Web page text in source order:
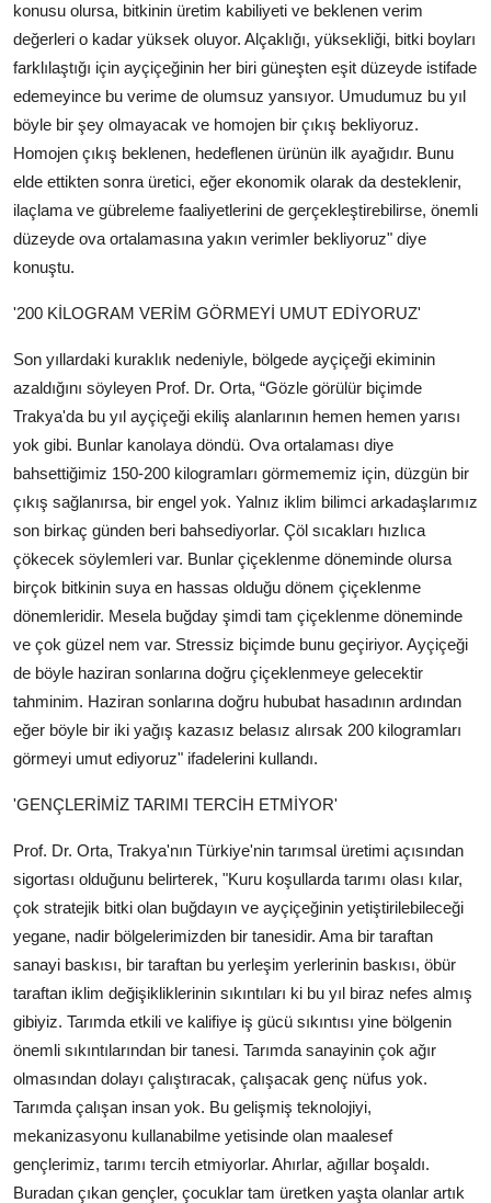
konusu olursa, bitkinin üretim kabiliyeti ve beklenen verim
değerleri o kadar yüksek oluyor. Alçaklığı, yüksekliği, bitki boyları
farklılaştığı için ayçiçeğinin her biri güneşten eşit düzeyde istifade
edemeyince bu verime de olumsuz yansıyor. Umudumuz bu yıl
böyle bir şey olmayacak ve homojen bir çıkış bekliyoruz.
Homojen çıkış beklenen, hedeflenen ürünün ilk ayağıdır. Bunu
elde ettikten sonra üretici, eğer ekonomik olarak da desteklenir,
ilaçlama ve gübreleme faaliyetlerini de gerçekleştirebilirse, önemli
düzeyde ova ortalamasına yakın verimler bekliyoruz" diye
konuştu.
'200 KİLOGRAM VERİM GÖRMEYİ UMUT EDİYORUZ'
Son yıllardaki kuraklık nedeniyle, bölgede ayçiçeği ekiminin
azaldığını söyleyen Prof. Dr. Orta, “Gözle görülür biçimde
Trakya'da bu yıl ayçiçeği ekiliş alanlarının hemen hemen yarısı
yok gibi. Bunlar kanolaya döndü. Ova ortalaması diye
bahsettiğimiz 150-200 kilogramları görmememiz için, düzgün bir
çıkış sağlanırsa, bir engel yok. Yalnız iklim bilimci arkadaşlarımız
son birkaç günden beri bahsediyorlar. Çöl sıcakları hızlıca
çökecek söylemleri var. Bunlar çiçeklenme döneminde olursa
birçok bitkinin suya en hassas olduğu dönem çiçeklenme
dönemleridir. Mesela buğday şimdi tam çiçeklenme döneminde
ve çok güzel nem var. Stressiz biçimde bunu geçiriyor. Ayçiçeği
de böyle haziran sonlarına doğru çiçeklenmeye gelecektir
tahminim. Haziran sonlarına doğru hububat hasadının ardından
eğer böyle bir iki yağış kazasız belasız alırsak 200 kilogramları
görmeyi umut ediyoruz" ifadelerini kullandı.
'GENÇLERİMİZ TARIMI TERCİH ETMİYOR'
Prof. Dr. Orta, Trakya'nın Türkiye'nin tarımsal üretimi açısından
sigortası olduğunu belirterek, "Kuru koşullarda tarımı olası kılar,
çok stratejik bitki olan buğdayın ve ayçiçeğinin yetiştirilebileceği
yegane, nadir bölgelerimizden bir tanesidir. Ama bir taraftan
sanayi baskısı, bir taraftan bu yerleşim yerlerinin baskısı, öbür
taraftan iklim değişikliklerinin sıkıntıları ki bu yıl biraz nefes almış
gibiyiz. Tarımda etkili ve kalifiye iş gücü sıkıntısı yine bölgenin
önemli sıkıntılarından bir tanesi. Tarımda sanayinin çok ağır
olmasından dolayı çalıştıracak, çalışacak genç nüfus yok.
Tarımda çalışan insan yok. Bu gelişmiş teknolojiyi,
mekanizasyonu kullanabilme yetisinde olan maalesef
gençlerimiz, tarımı tercih etmiyorlar. Ahırlar, ağıllar boşaldı.
Buradan çıkan gençler, çocuklar tam üretken yaşta olanlar artık